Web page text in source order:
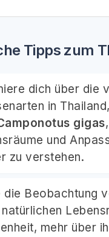
Tipps zum
dich über die
in
gigas
und
zu verstehen.
die Beobachtung
mehr über